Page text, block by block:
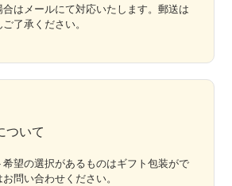
はメールにて対応いたします。郵送は
了承ください。
ついて
望の選択があるものはギフト包装がで
問い合わせください。